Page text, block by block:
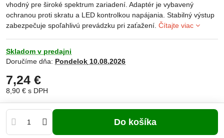
vhodný pre široké spektrum zariadení. Adaptér je vybavený
ochranou proti skratu a LED kontrolkou napájania. Stabilný výstup
zabezpečuje spoľahlivú prevádzku pri zaťažení. Čítajte viac
Skladom v predajni
Doručíme dňa: Pondelok 10.08.2026
7,24 €
8,90 € s DPH
Do košíka